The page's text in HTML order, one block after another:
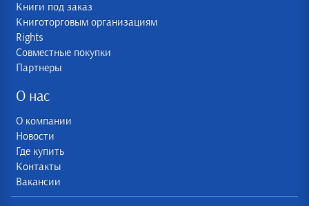
Книги под заказ
Книготорговым организациям
Rights
Совместные покупки
Партнеры
О нас
О компании
Новости
Где купить
Контакты
Вакансии